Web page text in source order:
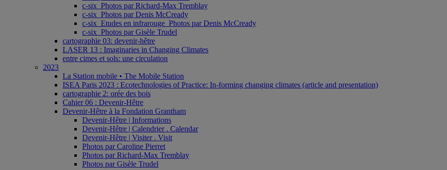
c-six_Photos par Richard-Max Tremblay
c-six_Photos par Denis McCready
c-six_Etudes en infrarouge_Photos par Denis McCready
c-six_Photos par Gisèle Trudel
cartographie 03: devenir-hêtre
LASER 13 : Imaginaries in Changing Climates
entre cimes et sols: une circulation
2023
La Station mobile • The Mobile Station
ISEA Paris 2023 : Ecotechnologies of Practice: In-forming changing climates (article and presentation)
cartographie 2: orée des bois
Cahier 06 : Devenir-Hêtre
Devenir-Hêtre à la Fondation Grantham
Devenir-Hêtre | Informations
Devenir-Hêtre | Calendrier . Calendar
Devenir-Hêtre | Visiter . Visit
Photos par Caroline Pierret
Photos par Richard-Max Tremblay
Photos par Gisèle Trudel